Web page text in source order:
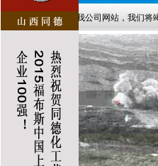
欢迎访问我公司网站，我们将